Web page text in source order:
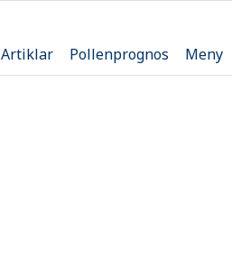
Artiklar Pollenprognos Meny